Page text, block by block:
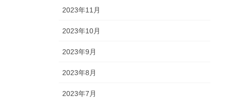
2023年11月
2023年10月
2023年9月
2023年8月
2023年7月